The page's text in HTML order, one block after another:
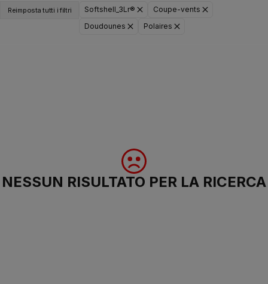
Reimposta tutti i filtri Softshell_3Lr®
Coupe-vents
Doudounes
Polaires
NESSUN RISULTATO PER LA RICERCA